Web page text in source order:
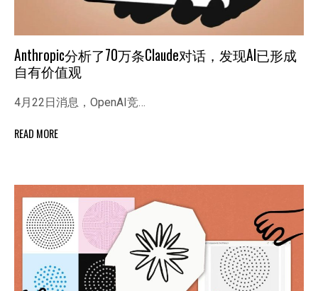
Anthropic分析了70万条Claude对话，发现AI已形成
自有价值观
4月22日消息，OpenAI竞…
READ MORE